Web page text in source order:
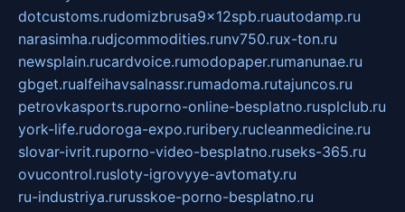
dotcustoms.rudomizbrusa9x12spb.ruautodamp.ru
narasimha.rudjcommodities.runv750.rux-ton.ru
newsplain.rucardvoice.rumodopaper.rumanunae.ru
gbget.rualfeihavsalnassr.rumadoma.rutajuncos.ru
petrovkasports.ruporno-online-besplatno.rusplclub.ru
york-life.rudoroga-expo.ruribery.rucleanmedicine.ru
slovar-ivrit.ruporno-video-besplatno.ruseks-365.ru
ovucontrol.rusloty-igrovyye-avtomaty.ru
ru-industriya.rurusskoe-porno-besplatno.ru